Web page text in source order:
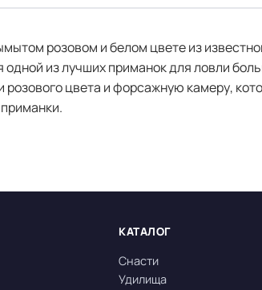
розовом и белом цвете из
из лучших приманок для ловли
розового цвета и форсажную камеру,
КАТАЛОГ
Снасти
Удилища